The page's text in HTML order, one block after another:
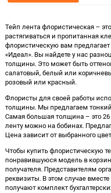
Тейп лента флористическая –
растягиваться и пропитанная
флористическую вам
«Идеал». Вы найдете у нас
толщины. Это может быть
салатовый, белый или
розовый или красный.
Флористы для своей работы
толщины. Мы предлагаем
Самая большая толщина – это
ленту можно на бобинах.
Цена зависит от выбранного
Чтобы купить флористическую
понравившуюся модель в
получателя. Представителям
реквизиты. В этом случае
получают комплект